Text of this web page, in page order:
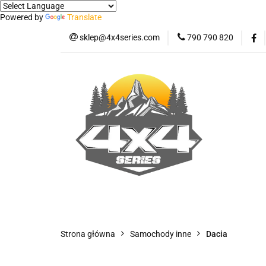
Powered by Translate
sklep@4x4series.com 790 790 820
Panele ochronne
Pick-up
Osłony - Owiewki -
Strona główna Samochody inne Dacia